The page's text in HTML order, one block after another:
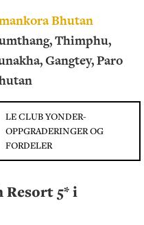
Bhutan
Thimphu,
Gangtey, Paro
LE CLUB YONDER-
OPPGRADERINGER OG
FORDELER
Resort 5* i